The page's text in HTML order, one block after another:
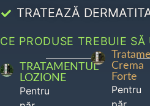
TRATEAZĂ
CE PRODUSE TREBUIE
TRATAMENTUL
LOZIONE
Pentru
Crema
Forte
Pentru